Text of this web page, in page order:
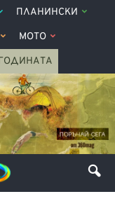
ПЛАНИНСКИ
МОТО